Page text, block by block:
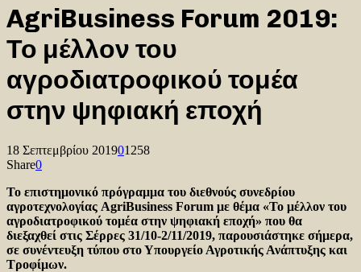
AgriBusiness Forum 2019:
Το μέλλον του
αγροδιατροφικού τομέα
στην ψηφιακή εποχή
18 Σεπτεμβρίου 201901258
Share0
Το επιστημονικό πρόγραμμα του διεθνούς συνεδρίου
αγροτεχνολογίας AgriBusiness Forum με θέμα «Το μέλλον του
αγροδιατροφικού τομέα στην ψηφιακή εποχή» που θα
διεξαχθεί στις Σέρρες 31/10-2/11/2019, παρουσιάστηκε σήμερα,
σε συνέντευξη τύπου στο Υπουργείο Αγροτικής Ανάπτυξης και
Τροφίμων.